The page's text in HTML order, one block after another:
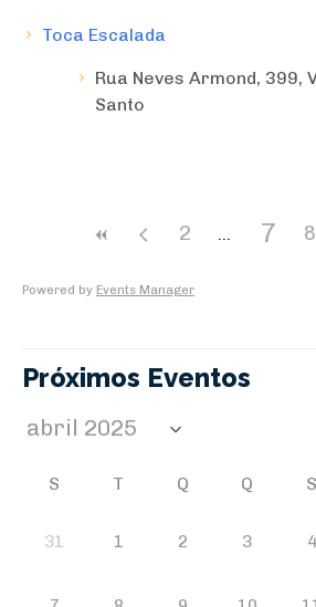
Toca Escalada
Rua Neves Armond, 399,
Santo
2 7 8
Powered by Events Manager
Próximos Eventos
S T Q Q S
31 1 2 3 4